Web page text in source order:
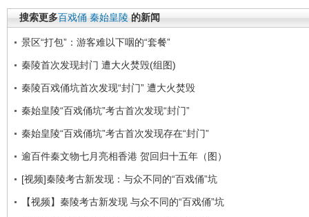
搜索更多百戏俑 秦始皇陵 的新闻
景区“打包”：游客难以下咽的“套餐”
秦陵首次发现封门 遭大火焚毁(组图)
秦陵百戏俑坑首次发现“封门” 遭大火焚毁
秦始皇陵“百戏俑坑”考古首次发现“封门”
秦始皇陵“百戏俑坑”考古首次发现存在“封门”
逾百件秦文物七月亮相香港 贺回归十五年（图）
[视频]秦陵考古新发现：与众不同的“百戏俑”坑
【视频】秦陵考古新发现 与众不同的“百戏俑”坑